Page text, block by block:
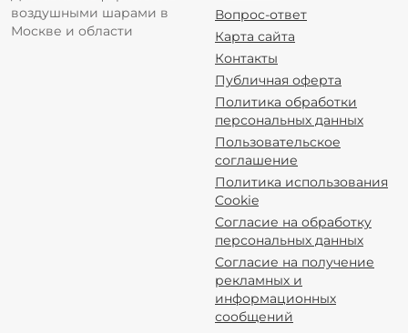
воздушными шарами в
Москве и области
Вопрос-ответ
Карта сайта
Контакты
Публичная оферта
Политика обработки
персональных данных
Пользовательское
соглашение
Политика использования
Cookie
Согласие на обработку
персональных данных
Согласие на получение
рекламных и
информационных
сообщений